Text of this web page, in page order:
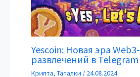
Yescoin: Новая эра Web3-
развлечений в Telegram
Крипта, Тапалки / 24.08.2024